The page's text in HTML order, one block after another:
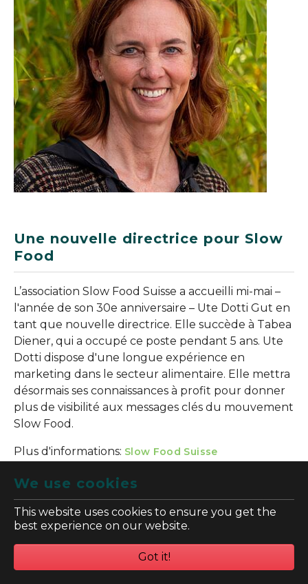
We use cookies
This website uses cookies to ensure you get the
best experience on our website.
Got it!
Une nouvelle directrice pour Slow
Food
L’association Slow Food Suisse a accueilli mi-mai –
l'année de son 30e anniversaire – Ute Dotti Gut en
tant que nouvelle directrice. Elle succède à Tabea
Diener, qui a occupé ce poste pendant 5 ans. Ute
Dotti dispose d'une longue expérience en
marketing dans le secteur alimentaire. Elle mettra
désormais ses connaissances à profit pour donner
plus de visibilité aux messages clés du mouvement
Slow Food.
Plus d'informations: Slow Food Suisse
National
L’avenir des cerisiers haute-tige